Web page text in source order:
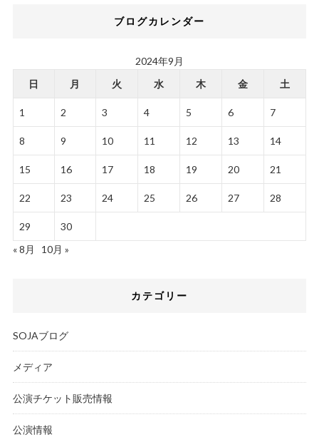
ブログカレンダー
2024年9月
日
月 火 水 木 金 土
1 2 3 4 5 6 7
8 9 10 11 12 13 14
15 16 17 18 19 20 21
22 23 24 25 26 27 28
29
30
« 8月
10月 »
カテゴリー
SOJAブログ
メディア
公演チケット販売情報
公演情報